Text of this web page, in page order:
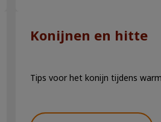
Konijnen en hitte
Tips voor het konijn tijdens